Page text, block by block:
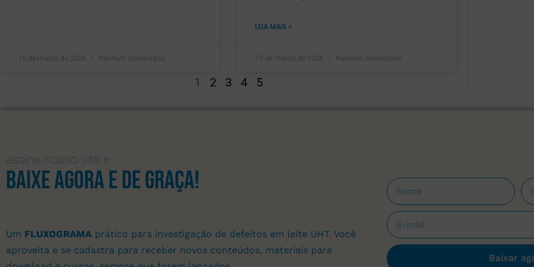
16 de março de 2026 Nenhum comentário
LEIA MAIS »
13 de março de 2026 Nenhum comentário
1 2 3 4 5
assine nosso site e
Baixe agora e de graça!
Um FLUXOGRAMA prático para investigação de defeitos em leite UHT. Você
aproveita e se cadastra para receber novos conteúdos, materiais para
Baixar